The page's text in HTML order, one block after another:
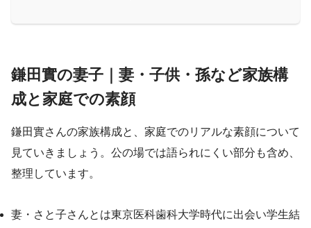
鎌田實の妻子｜妻・子供・孫など家族構
成と家庭での素顔
鎌田實さんの家族構成と、家庭でのリアルな素顔について
見ていきましょう。公の場では語られにくい部分も含め、
整理しています。
妻・さと子さんとは東京医科歯科大学時代に出会い学生結